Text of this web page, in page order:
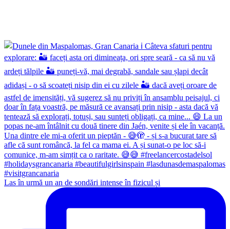
Las în urmă un an de sondări intense în fizicul și